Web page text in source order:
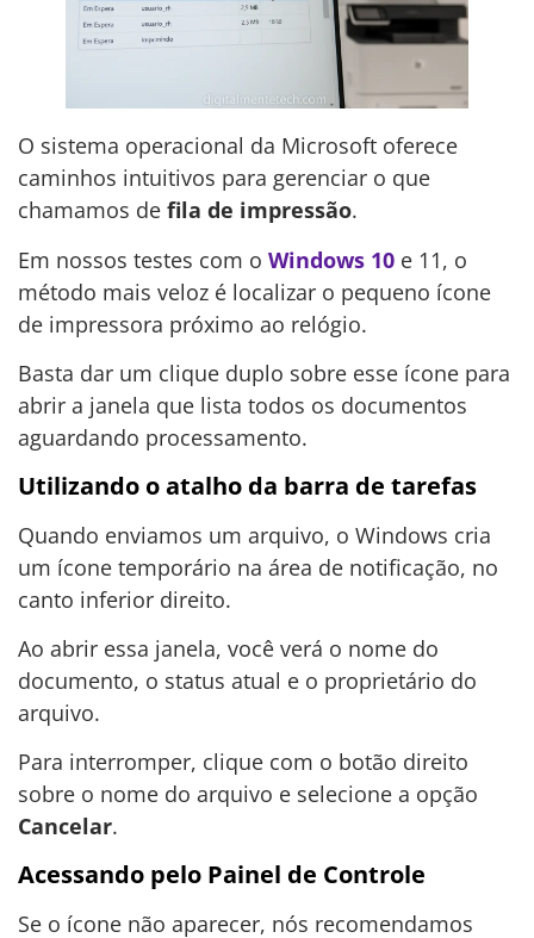
O sistema operacional da Microsoft oferece
caminhos intuitivos para gerenciar o que
chamamos de fila de impressão.
Em nossos testes com o Windows 10 e 11, o
método mais veloz é localizar o pequeno ícone
de impressora próximo ao relógio.
Basta dar um clique duplo sobre esse ícone para
abrir a janela que lista todos os documentos
aguardando processamento.
Utilizando o atalho da barra de tarefas
Quando enviamos um arquivo, o Windows cria
um ícone temporário na área de notificação, no
canto inferior direito.
Ao abrir essa janela, você verá o nome do
documento, o status atual e o proprietário do
arquivo.
Para interromper, clique com o botão direito
sobre o nome do arquivo e selecione a opção
Cancelar.
Acessando pelo Painel de Controle
Se o ícone não aparecer, nós recomendamos